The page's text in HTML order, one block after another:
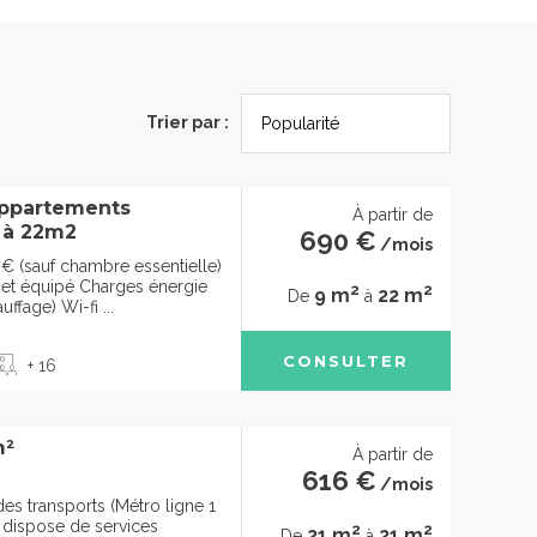
Trier par :
22m2
(sauf chambre essentielle)
équipé Charges énergie
Wi-fi ...
+ 16
À partir de
690 € /mois
De 9 m2 à 22 m2
CONSULTER
transports (Métro ligne 1
de services
À partir de
616 € /mois
2 2